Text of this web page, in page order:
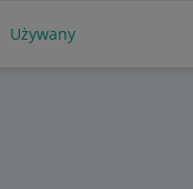
Używany